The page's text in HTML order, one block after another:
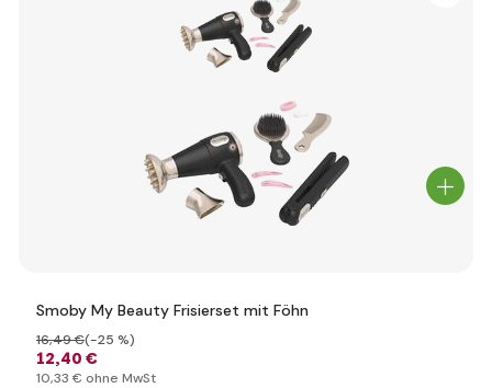
Smoby My Beauty Frisierset mit Föhn
12,40 €
16,49 €(-25 %)
10,33 € ohne MwSt